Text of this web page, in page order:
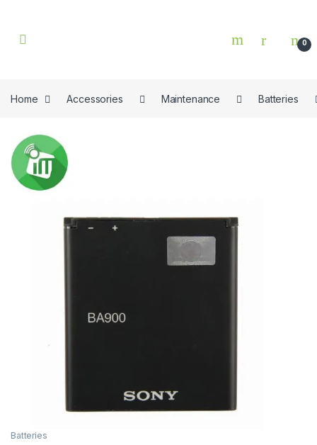
0
Home Accessories Maintenance Batteries
Batteries